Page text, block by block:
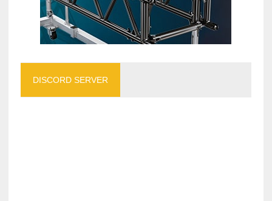
DISCORD SERVER